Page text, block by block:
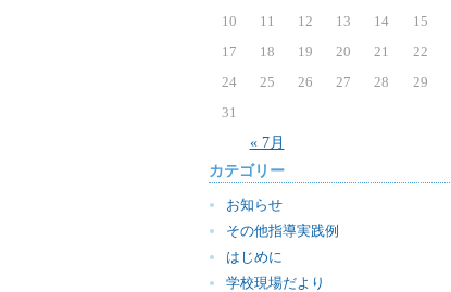
« 7月
10
11 12 13 14 15
17
18 19 20 21 22
24
25 26 27 28 29
31
カテゴリー
お知らせ
その他指導実践例
はじめに
学校現場だより